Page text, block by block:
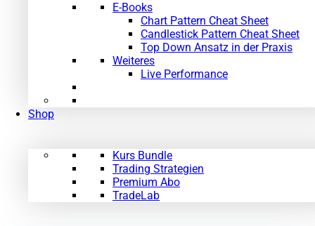
E-Books
Chart Pattern Cheat Sheet
Candlestick Pattern Cheat Sheet
Top Down Ansatz in der Praxis
Weiteres
Live Performance
Shop
Kurs Bundle
Trading Strategien
Premium Abo
TradeLab